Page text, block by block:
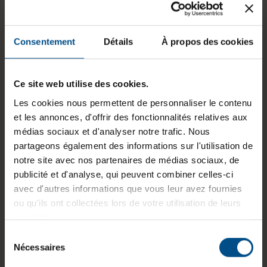
Consentement Détails À propos des cookies
Ce site web utilise des cookies.
Les cookies nous permettent de personnaliser le contenu
et les annonces, d'offrir des fonctionnalités relatives aux
médias sociaux et d'analyser notre trafic. Nous
partageons également des informations sur l'utilisation de
notre site avec nos partenaires de médias sociaux, de
publicité et d'analyse, qui peuvent combiner celles-ci
avec d'autres informations que vous leur avez fournies
ou qu'ils ont collectées lors de votre utilisation de leurs
services.
Nécessaires
Informations sur le produit
portable professionnel reconditionné fiable et
Intel® UHD Graphics
État: Reconditionné
Programme de partenariat: Oui, Non
GTIN/EAN :
Dimensions (L x l x H) :
Poids : 1,48 kg